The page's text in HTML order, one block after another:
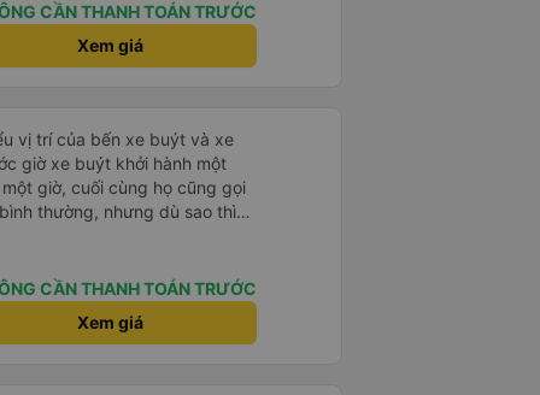
CẦN THANH TOÁN TRƯỚC
Xem giá
vị trí của bến xe buýt và xe
giờ xe buýt khởi hành một
giờ, cuối cùng họ cũng gọi
thường, nhưng dù sao thì
vì tôi rất thoải mái. Sẽ tuyệt
rất nhiều.CẦN THANH TOÁN TRƯỚC
Xem giá